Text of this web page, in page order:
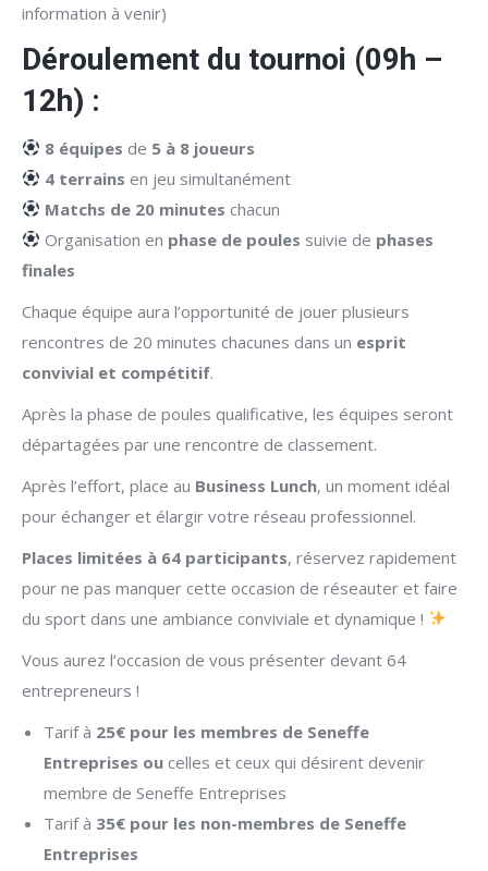
information à venir)
Déroulement du tournoi (09h –
12h) :
8 équipes de 5 à 8 joueurs
4 terrains en jeu simultanément
Matchs de 20 minutes chacun
Organisation en phase de poules suivie de phases
finales
Chaque équipe aura l’opportunité de jouer plusieurs
rencontres de 20 minutes chacunes dans un esprit
convivial et compétitif.
Après la phase de poules qualificative, les équipes seront
départagées par une rencontre de classement.
Après l’effort, place au Business Lunch, un moment idéal
pour échanger et élargir votre réseau professionnel.
Places limitées à 64 participants, réservez rapidement
pour ne pas manquer cette occasion de réseauter et faire
du sport dans une ambiance conviviale et dynamique !
Vous aurez l’occasion de vous présenter devant 64
entrepreneurs !
Tarif à 25€ pour les membres de Seneffe
Entreprises ou celles et ceux qui désirent devenir
membre de Seneffe Entreprises
Tarif à 35€ pour les non-membres de Seneffe
Entreprises